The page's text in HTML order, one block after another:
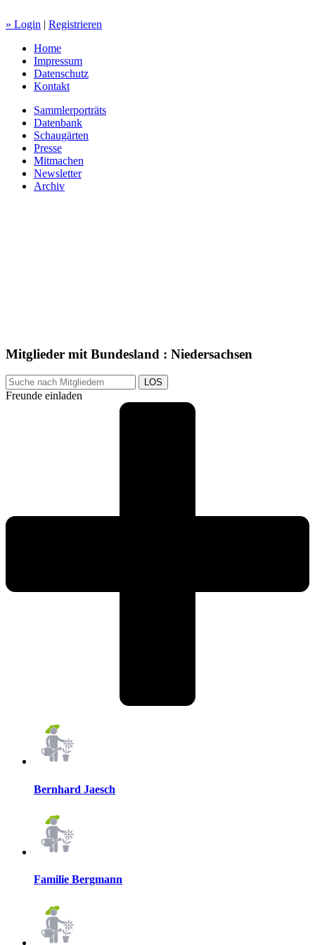
» Login | Registrieren
Home
Impressum
Datenschutz
Kontakt
Sammlerporträts
Datenbank
Schaugärten
Presse
Mitmachen
Newsletter
Archiv
Mitglieder mit Bundesland : Niedersachsen
LOS
Freunde einladen
Bernhard Jaesch
Familie Bergmann